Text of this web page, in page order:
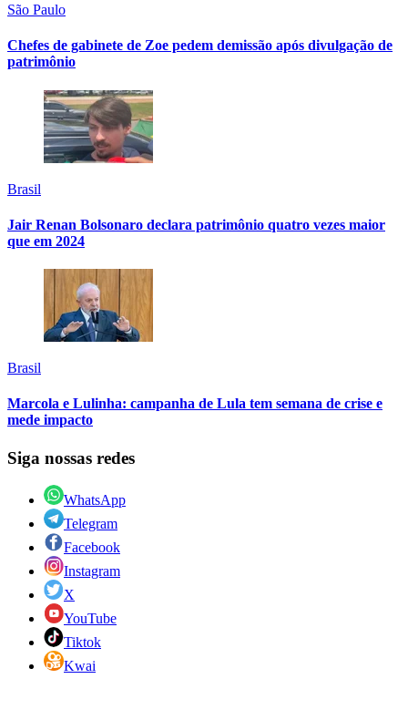
São Paulo
Chefes de gabinete de Zoe pedem demissão após divulgação de
patrimônio
Brasil
Jair Renan Bolsonaro declara patrimônio quatro vezes maior
que em 2024
Brasil
Marcola e Lulinha: campanha de Lula tem semana de crise e
mede impacto
Siga nossas redes
WhatsApp
Telegram
Facebook
Instagram
X
YouTube
Tiktok
Kwai